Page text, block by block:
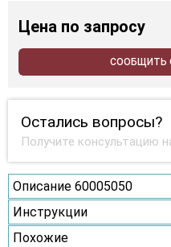
Цена по запросу
СООБЩИТЬ
Остались вопросы?
Получите консультацию
Описание 60005050
Инструкции
Похожие